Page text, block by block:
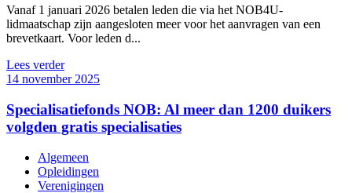
Vanaf 1 januari 2026 betalen leden die via het NOB4U-
lidmaatschap zijn aangesloten meer voor het aanvragen van een
brevetkaart. Voor leden d...
Lees verder
14 november 2025
Specialisatiefonds NOB: Al meer dan 1200 duikers
volgden gratis specialisaties
Algemeen
Opleidingen
Verenigingen